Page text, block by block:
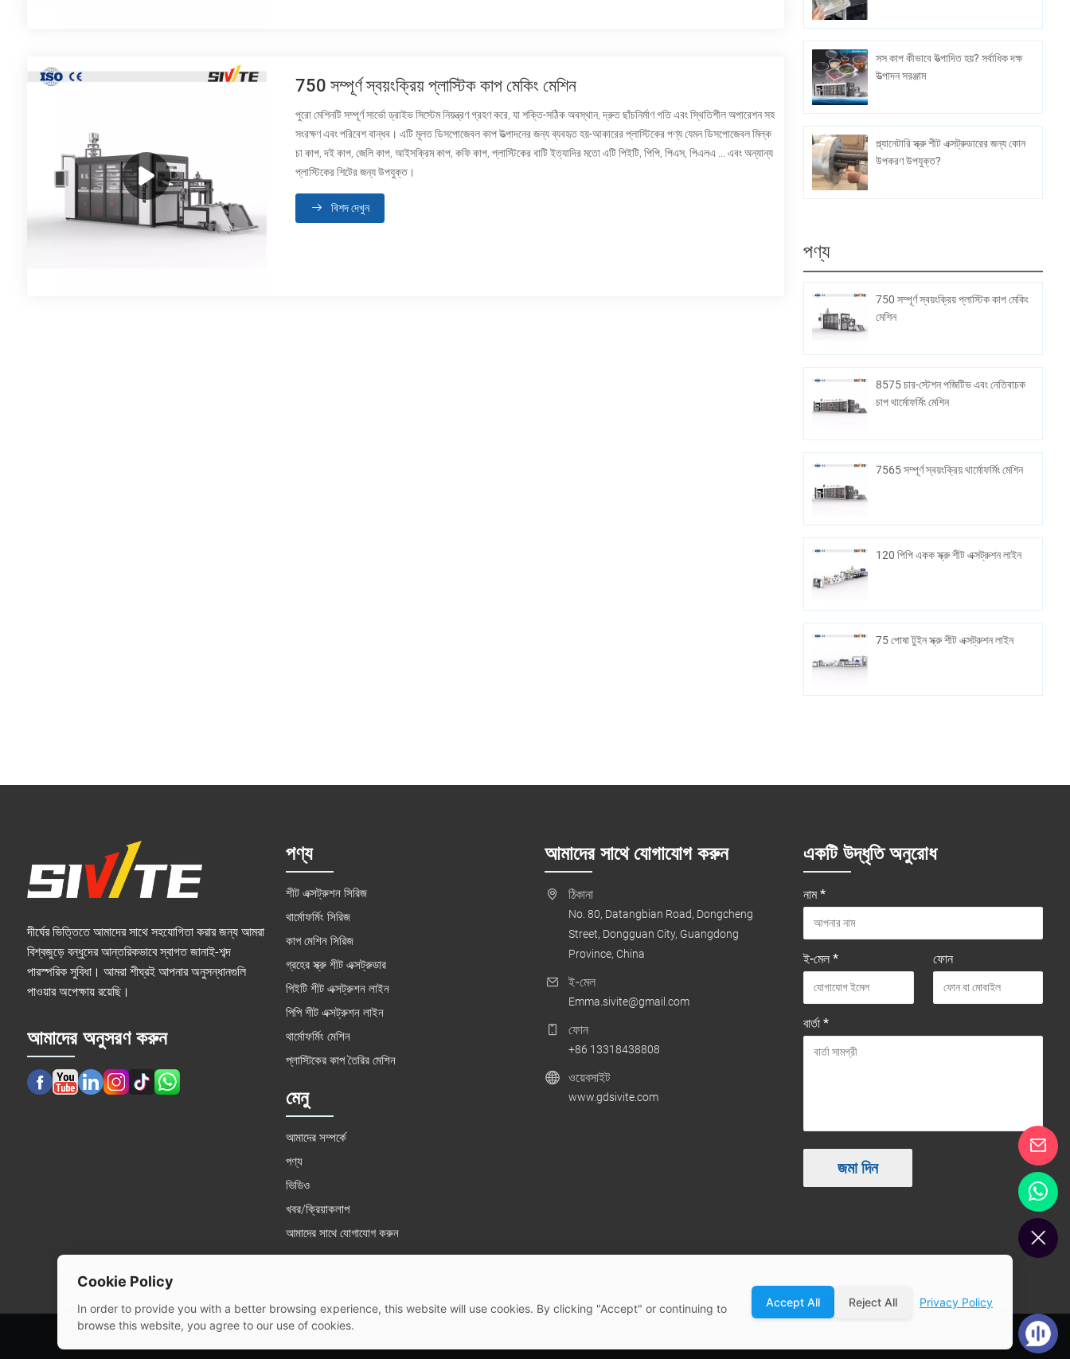
750 সম্পূর্ণ স্বয়ংক্রিয় প্লাস্টিক কাপ মেকিং মেশিন
পুরো মেশিনটি সম্পূর্ণ সার্ভো ড্রাইভ সিস্টেম নিয়ন্ত্রণ গ্রহণ করে, যা শক্তি-সঠিক অবস্থান, দ্রুত ছাঁচনির্মাণ গতি এবং স্থিতিশীল অপারেশন সহ
সংরক্ষণ এবং পরিবেশ বান্ধব। এটি মূলত ডিসপোজেবল কাপ উত্পাদনের জন্য ব্যবহৃত হয়-আকারের প্লাস্টিকের পণ্য যেমন ডিসপোজেবল মিল্ক
চা কাপ, দই কাপ, জেলি কাপ, আইসক্রিম কাপ, কফি কাপ, প্লাস্টিকের বাটি ইত্যাদির মতো এটি পিইটি, পিপি, পিএস, পিএলএ ... এবং অন্যান্য
প্লাস্টিকের শিটের জন্য উপযুক্ত।
বিশদ দেখুন
সস কাপ কীভাবে উত্পাদিত হয়? সর্বাধিক দক্ষ
উত্পাদন সরঞ্জাম
প্ল্যানেটারি স্ক্রু শীট এক্সট্রুডারের জন্য কোন
উপকরণ উপযুক্ত?
পণ্য
750 সম্পূর্ণ স্বয়ংক্রিয় প্লাস্টিক কাপ মেকিং
মেশিন
8575 চার-স্টেশন পজিটিভ এবং নেতিবাচক
চাপ থার্মোফর্মিং মেশিন
7565 সম্পূর্ণ স্বয়ংক্রিয় থার্মোফর্মিং মেশিন
120 পিপি একক স্ক্রু শীট এক্সট্রুশন লাইন
75 পোষা টুইন স্ক্রু শীট এক্সট্রুশন লাইন
দীর্ঘের ভিত্তিতে আমাদের সাথে সহযোগিতা করার জন্য আমরা
বিশ্বজুড়ে বন্ধুদের আন্তরিকভাবে স্বাগত জানাই-শব্দ
পারস্পরিক সুবিধা। আমরা শীঘ্রই আপনার অনুসন্ধানগুলি
পাওয়ার অপেক্ষায় রয়েছি।
আমাদের অনুসরণ করুন
পণ্য
শীট এক্সট্রুশন সিরিজ
থার্মোফর্মিং সিরিজ
কাপ মেশিন সিরিজ
গ্রহের স্ক্রু শীট এক্সট্রুডার
পিইটি শীট এক্সট্রুশন লাইন
পিপি শীট এক্সট্রুশন লাইন
থার্মোফর্মিং মেশিন
প্লাস্টিকের কাপ তৈরির মেশিন
মেনু
আমাদের সম্পর্কে
পণ্য
ভিডিও
খবর/ক্রিয়াকলাপ
আমাদের সাথে যোগাযোগ করুন
আমাদের সাথে যোগাযোগ করুন
ঠিকানা
No. 80, Datangbian Road, Dongcheng
Street, Dongguan City, Guangdong
Province, China
ই-মেল
Emma.sivite@gmail.com
ফোন
+86 13318438808
ওয়েবসাইট
www.gdsivite.com
একটি উদ্ধৃতি অনুরোধ
নাম *
ই-মেল * ফোন
বার্তা *
Cookie Policy
In order to provide you with a better browsing experience, this website will use cookies. By clicking "Accept" or continuing to
browse this website, you agree to our use of cookies.
Accept All Reject All Privacy Policy